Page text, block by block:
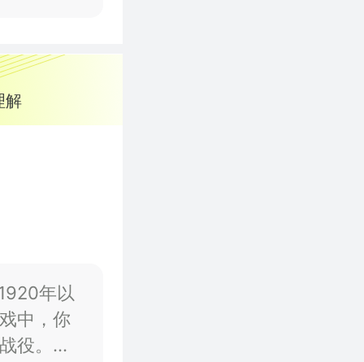
解
年以
中，你
役。遭